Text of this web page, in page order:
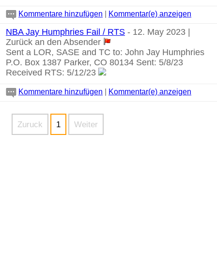
Kommentare hinzufügen Kommentar(e) anzeigen
NBA Jay Humphries Fail / RTS - 12. May 2023 |
Zurück an den Absender
Sent a LOR, SASE and TC to: John Jay Humphries
P.O. Box 1387 Parker, CO 80134 Sent: 5/8/23
Received RTS: 5/12/23
Kommentare hinzufügen Kommentar(e) anzeigen
Zuruck 1 Weiter